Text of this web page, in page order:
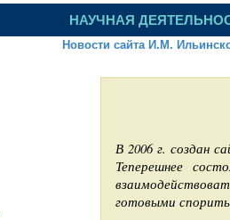
НАУЧНАЯ
Новости сайта И.М.
В 2006 г. создан
Теперешнее
готовыми